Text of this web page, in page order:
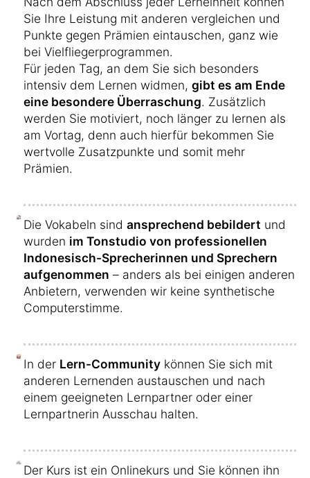
Sie Ihre Leistung mit anderen vergleichen und
Punkte gegen Prämien eintauschen, ganz wie
bei Vielfliegerprogrammen.
Für jeden Tag, an dem Sie sich besonders
intensiv dem Lernen widmen, gibt es am Ende
eine besondere Überraschung. Zusätzlich
werden Sie motiviert, noch länger zu lernen als
am Vortag, denn auch hierfür bekommen Sie
wertvolle Zusatzpunkte und somit mehr
Prämien.
Die Vokabeln sind ansprechend bebildert und
wurden im Tonstudio von professionellen
Indonesisch-Sprecherinnen und Sprechern
aufgenommen – anders als bei einigen anderen
Anbietern, verwenden wir keine synthetische
Computerstimme.
In der Lern-Community können Sie sich mit
anderen Lernenden austauschen und nach
einem geeigneten Lernpartner oder einer
Lernpartnerin Ausschau halten.
Der Kurs ist ein Onlinekurs und Sie können ihn